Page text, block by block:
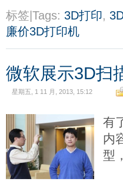
标签|Tags: 3D打印,
廉价3D打印机
微软展示3D扫
星期五, 1 11 月, 2013, 15:12
有
内
型